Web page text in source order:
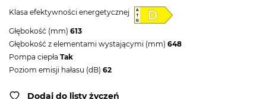
Klasa efektywności energetycznej
Głębokość (mm) 613
Głębokość z elementami wystającymi (mm) 648
Pompa ciepła Tak
Poziom emisji hałasu (dB) 62
Dodaj do listy życzeń